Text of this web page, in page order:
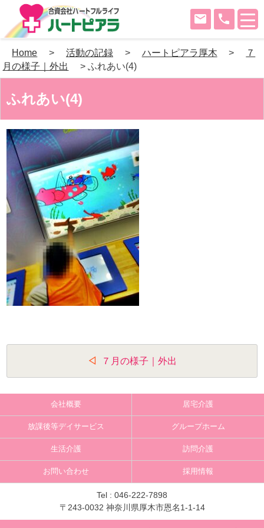
Skip
to
phone
mail
Home > 活動の記録 > ハートピアラ厚木 >
７
月の様子｜外出
>ふれあい(4)
ふれあい(4)
稿
ナ
ビ
ゲ
ン
７月の様子｜外出
会社概要 居宅介護
放課後等デイサービス グループホーム
生活介護 訪問介護
お問い合わせ 採用情報
Tel : 046-222-7898
〒243-0032 神奈川県厚木市恩名1-1-14